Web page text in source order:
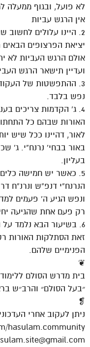
לא פועל, ובגוף ממעלה
אין הרגש עביות
2. היינו עלולים
יציאת הפרצופים הבאים
אולם הרגש העביות לא
ועדיין תישאר הרגש
3. ההתפשטות של
נפש בלבד.
4. ג’ הקדמות צריכים
האורות שבהם כל
לאור, דהיינו ככל שיש
באור בבחי’ נרנח”י. ג’
בעליון.
5. כאשר יש חמישה
הנרנח”י דנפ”ש ונרנ”ח
ונפש הגיע ה’ פעמים
רק פעם אחת שהגיעה
6. בשיעור הבא נלמד
זאת הסתלקות האורות
הפנימיים שלהם.
❦
בית מדרש הסולם
״בעל הסולם״ והרב״ש
❡
ניתן לעקוב אחרי
hasulam.community